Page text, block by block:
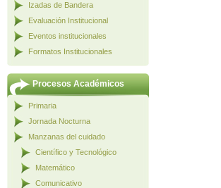
Izadas de Bandera
Evaluación Institucional
Eventos institucionales
Formatos Institucionales
Procesos Académicos
Primaria
Jornada Nocturna
Manzanas del cuidado
Científico y Tecnológico
Matemático
Comunicativo